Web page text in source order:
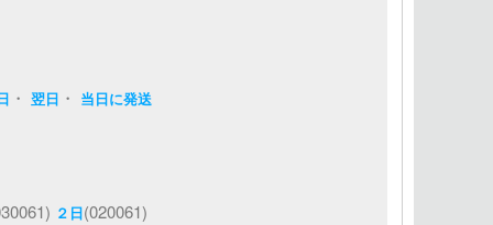
・ 翌日 ・ 当日に発送
２日(020061)